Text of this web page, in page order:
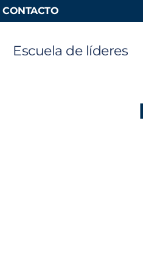
CONTACTO
Escuela de líderes